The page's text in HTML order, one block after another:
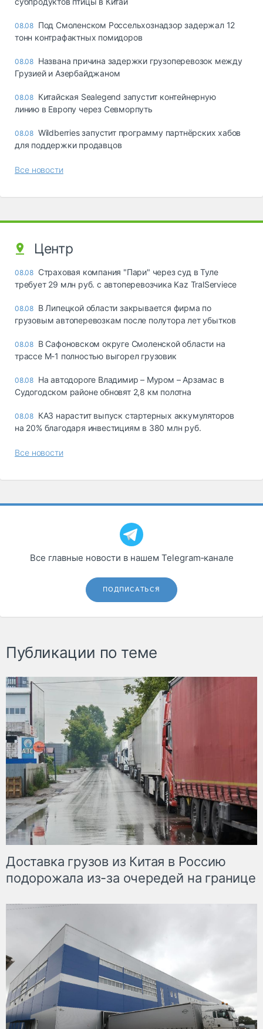
08.08 Под Смоленском Россельхознадзор задержал 12
тонн контрафактных помидоров
08.08 Названа причина задержки грузоперевозок между
Грузией и Азербайджаном
08.08 Китайская Sealegend запустит контейнерную
линию в Европу через Севморпуть
08.08 Wildberries запустит программу партнёрских хабов
для поддержки продавцов
Все новости
Центр
08.08 Страховая компания "Пари" через суд в Туле
требует 29 млн руб. с автоперевозчика Kaz TralServiece
08.08 В Липецкой области закрывается фирма по
грузовым автоперевозкам после полутора лет убытков
08.08 В Сафоновском округе Смоленской области на
трассе М-1 полностью выгорел грузовик
08.08 На автодороге Владимир – Муром – Арзамас в
Судогодском районе обновят 2,8 км полотна
08.08 КАЗ нарастит выпуск стартерных аккумуляторов
на 20% благодаря инвестициям в 380 млн руб.
Все новости
Все главные новости в нашем Telegram‑канале
ПОДПИСАТЬСЯ
Публикации по теме
Доставка грузов из Китая в Россию
подорожала из-за очередей на границе